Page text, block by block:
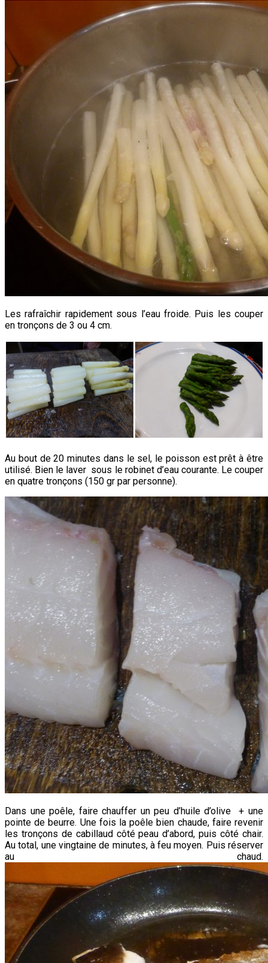
Les rafraîchir rapidement sous l’eau froide. Puis les couper
en tronçons de 3 ou 4 cm.
Au bout de 20 minutes dans le sel, le poisson est prêt à être
utilisé. Bien le laver sous le robinet d’eau courante. Le couper
en quatre tronçons (150 gr par personne).
Dans une poêle, faire chauffer un peu d’huile d’olive + une
pointe de beurre. Une fois la poêle bien chaude, faire revenir
les tronçons de cabillaud côté peau d’abord, puis côté chair.
Au total, une vingtaine de minutes, à feu moyen. Puis réserver
au chaud.